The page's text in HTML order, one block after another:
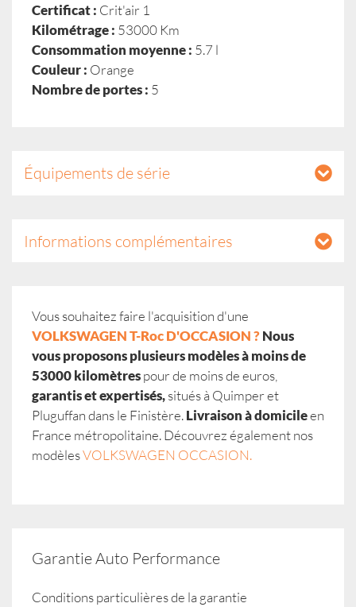
Certificat : Crit'air 1
Kilométrage : 53000 Km
Consommation moyenne : 5.7 l
Couleur : Orange
Nombre de portes : 5
Équipements de série
Informations complémentaires
Vous souhaitez faire l'acquisition d'une
VOLKSWAGEN T-Roc D'OCCASION ?Nous
vous proposons plusieurs modèles à moins de
53000 kilomètrespour de moins de euros,
garantis et expertisés,situés à Quimper et
Pluguffan dans le Finistère.Livraison à domicileen
France métropolitaine. Découvrez également nos
modèlesVOLKSWAGEN OCCASION.
Garantie Auto Performance
Conditions particulières de la garantie